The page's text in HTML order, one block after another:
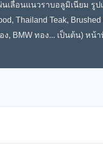
ลื่อนแนวราบอลูมิเนียม รูป
Thailand Teak,
ง, BMW ทอง... เป็นต้น) หน้า